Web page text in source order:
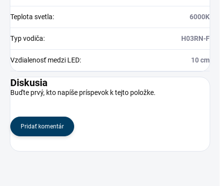
Teplota svetla: 6000K
Typ vodiča: H03RN-F
Vzdialenosť medzi LED: 10 cm
Diskusia
Buďte prvý, kto napíše príspevok k tejto položke.
Pridať komentár